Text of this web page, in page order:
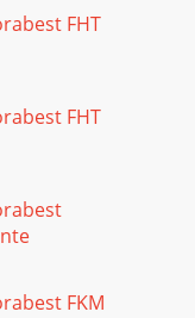
FHT
FHT
FKM